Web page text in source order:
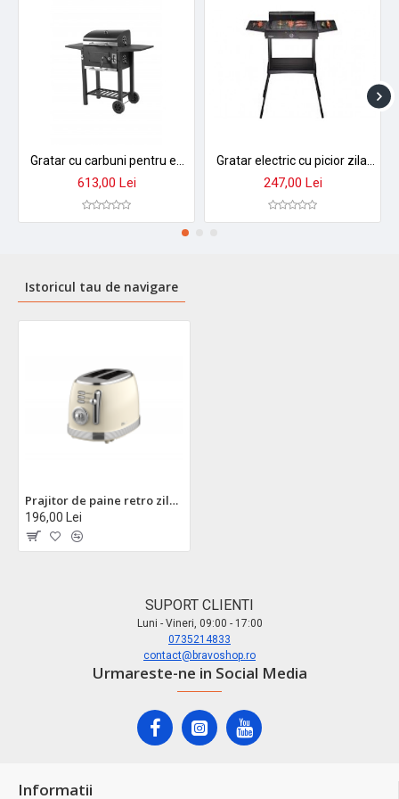
613,00 Lei 247,00 Lei
Istoricul tau de navigare
Prajitor de paine retro zilan zln1191, 2 felii, 850w, 6 trepte, timer, dezghetare
196,00 Lei
SUPORT CLIENTI
Luni - Vineri, 09:00 - 17:00
0735214833
contact@bravoshop.ro
Urmareste-ne in Social Media
Informatii